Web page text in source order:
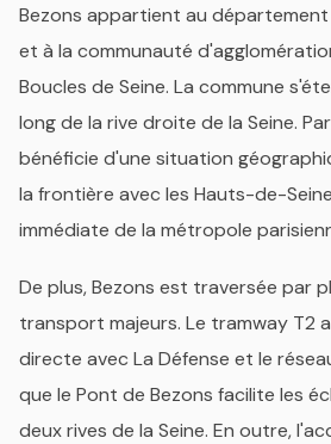
Bezons appartient au
et à la communauté
Boucles de Seine. La commune
long de la rive droite de la Seine.
bénéficie d'une situation
la frontière avec les Hauts-de-
immédiate de la métropole
De plus, Bezons est traversée par
transport majeurs. Le tramway T2
directe avec La Défense et le
que le Pont de Bezons facilite les
deux rives de la Seine. En outre,